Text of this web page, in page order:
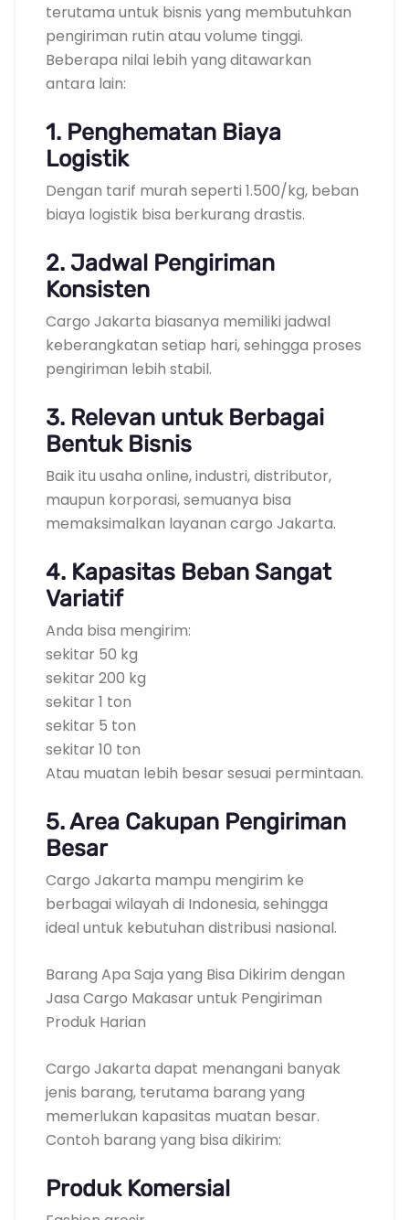
terutama untuk bisnis yang membutuhkan
pengiriman rutin atau volume tinggi.
Beberapa nilai lebih yang ditawarkan
antara lain:
1. Penghematan Biaya
Logistik
Dengan tarif murah seperti 1.500/kg, beban
biaya logistik bisa berkurang drastis.
2. Jadwal Pengiriman
Konsisten
Cargo Jakarta biasanya memiliki jadwal
keberangkatan setiap hari, sehingga proses
pengiriman lebih stabil.
3. Relevan untuk Berbagai
Bentuk Bisnis
Baik itu usaha online, industri, distributor,
maupun korporasi, semuanya bisa
memaksimalkan layanan cargo Jakarta.
4. Kapasitas Beban Sangat
Variatif
Anda bisa mengirim:
sekitar 50 kg
sekitar 200 kg
sekitar 1 ton
sekitar 5 ton
sekitar 10 ton
Atau muatan lebih besar sesuai permintaan.
5. Area Cakupan Pengiriman
Besar
Cargo Jakarta mampu mengirim ke
berbagai wilayah di Indonesia, sehingga
ideal untuk kebutuhan distribusi nasional.
Barang Apa Saja yang Bisa Dikirim dengan
Jasa Cargo Makasar untuk Pengiriman
Produk Harian
Cargo Jakarta dapat menangani banyak
jenis barang, terutama barang yang
memerlukan kapasitas muatan besar.
Contoh barang yang bisa dikirim:
Produk Komersial